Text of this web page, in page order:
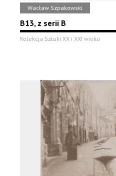
Wacław Szpakowski
B13, z serii B
Kolekcja Sztuki XX i XXI wieku